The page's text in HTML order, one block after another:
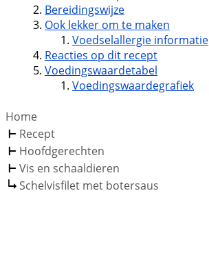
Bereidingswijze
Ook lekker om te maken
Voedselallergie informatie
Reacties op dit recept
Voedingswaardetabel
Voedingswaardegrafiek
Home
Recept
Hoofdgerechten
Vis en schaaldieren
Schelvisfilet met botersaus